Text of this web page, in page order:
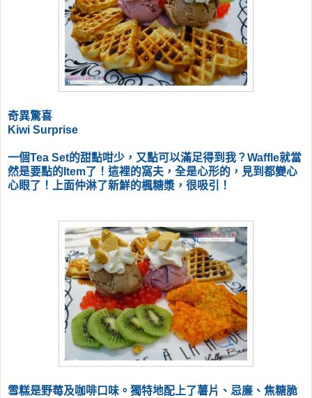
奇異驚喜
Kiwi Surprise
一個Tea Set的甜點咁少，又點可以滿足得到我？Waffle就當
然是要點的Item了！這裡的窩夫，全是心形的，見到都變心
心眼了！上面仲淋了新鮮的楓糖漿，很吸引！
雪糕是野莓及咖啡口味。獨特地配上了薯片、忌廉、焦糖脆